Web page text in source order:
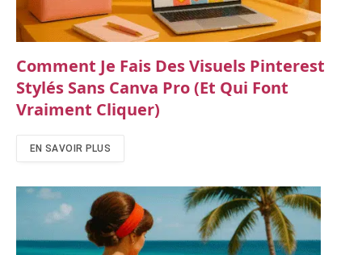
Comment Je Fais Des Visuels Pinterest
Stylés Sans Canva Pro (et Qui Font
Vraiment Cliquer)
EN SAVOIR PLUS